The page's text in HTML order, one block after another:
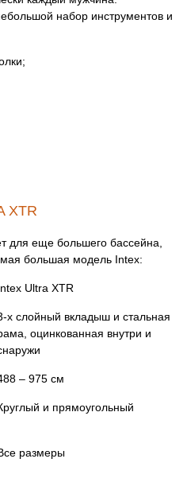
набор инструментов и
XTR
для еще большего бассейна,
большая модель Intex:
Ultra XTR
х слойный вкладыш и стальная
оцинкованная внутри и
– 975 см
и прямоугольный
размеры